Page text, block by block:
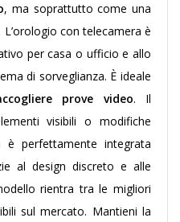
, ma soprattutto come una
L’orologio con telecamera è
per casa o ufficio e allo
di sorveglianza. È ideale
prove video. Il
visibili o modifiche
perfettamente integrata
al design discreto e alle
rientra tra le migliori
sul mercato. Mantieni la